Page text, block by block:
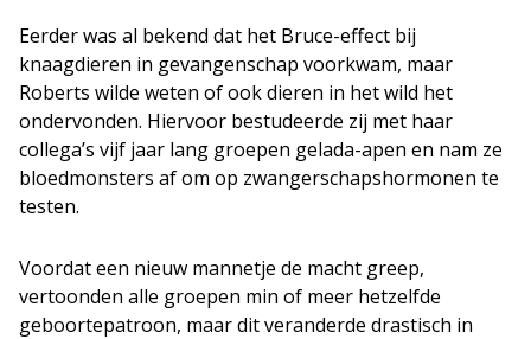
Eerder was al bekend dat het Bruce-effect bij
knaagdieren in gevangenschap voorkwam, maar
Roberts wilde weten of ook dieren in het wild het
ondervonden. Hiervoor bestudeerde zij met haar
collega’s vijf jaar lang groepen gelada-apen en nam ze
bloedmonsters af om op zwangerschapshormonen te
testen.
Voordat een nieuw mannetje de macht greep,
vertoonden alle groepen min of meer hetzelfde
geboortepatroon, maar dit veranderde drastisch in